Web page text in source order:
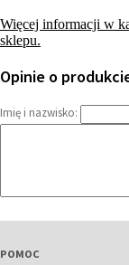
Więcej informacji w
sklepu.
Opinie o
Imię i nazwisko:
POMOC